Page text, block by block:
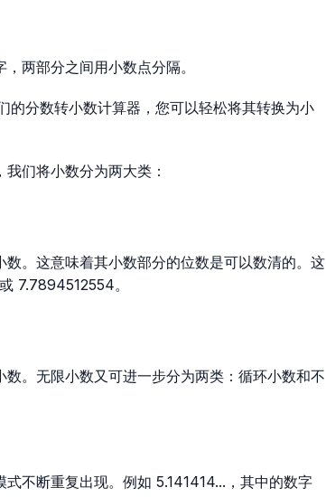
两部分之间用小数点分隔。
的分数转小数计算器，您可以轻松将其转换为小
们将小数分为两大类：
。这意味着其小数部分的位数是可以数清的。这
7.7894512554。
。无限小数又可进一步分为两类：循环小数和不
不断重复出现。例如 5.141414...，其中的数字